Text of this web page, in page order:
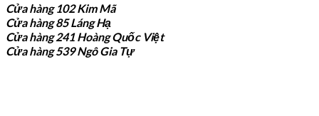
Cửa hàng 102 Kim Mã
Cửa hàng 85 Láng Hạ
Cửa hàng 241 Hoàng Quốc Việt
Cửa hàng 539 Ngô Gia Tự